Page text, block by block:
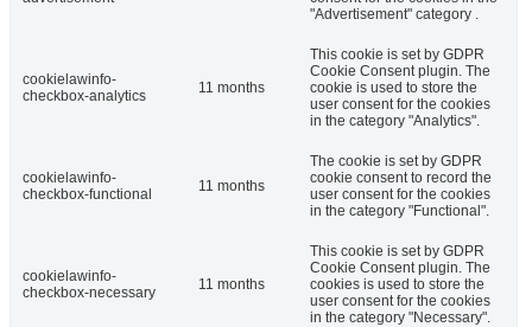
"Advertisement" category .
cookielawinfo-
checkbox-analytics
11 months
This cookie is set by GDPR
Cookie Consent plugin. The
cookie is used to store the
user consent for the cookies
in the category "Analytics".
cookielawinfo-
checkbox-functional
11 months
The cookie is set by GDPR
cookie consent to record the
user consent for the cookies
in the category "Functional".
cookielawinfo-
checkbox-necessary
11 months
This cookie is set by GDPR
Cookie Consent plugin. The
cookies is used to store the
user consent for the cookies
in the category "Necessary".